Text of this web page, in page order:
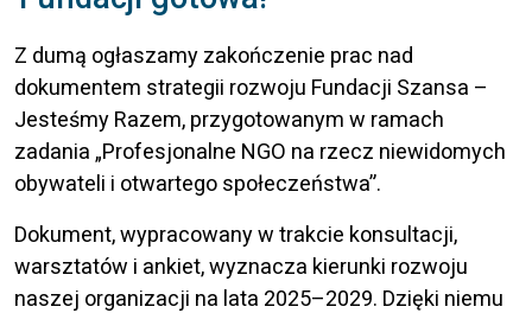
Z dumą ogłaszamy zakończenie prac nad
dokumentem strategii rozwoju Fundacji Szansa –
Jesteśmy Razem, przygotowanym w ramach
zadania „Profesjonalne NGO na rzecz niewidomych
obywateli i otwartego społeczeństwa”.
Dokument, wypracowany w trakcie konsultacji,
warsztatów i ankiet, wyznacza kierunki rozwoju
naszej organizacji na lata 2025–2029. Dzięki niemu